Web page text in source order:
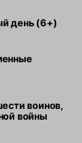
день (6+)
воинов,
войны